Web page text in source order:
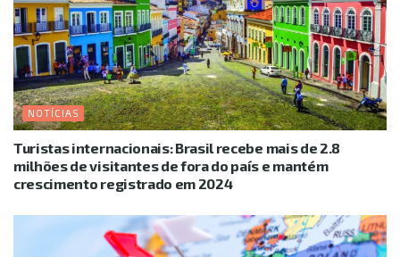
NOTÍCIAS
Turistas internacionais: Brasil recebe mais de 2.8
milhões de visitantes de fora do país e mantém
crescimento registrado em 2024